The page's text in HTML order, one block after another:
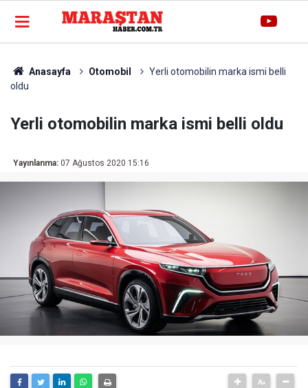
Anasayfa Otomobil
Yerli otomobilin marka ismi belli
oldu
Yerli otomobilin marka ismi belli oldu
Yayınlanma: 07 Ağustos 2020 15:16